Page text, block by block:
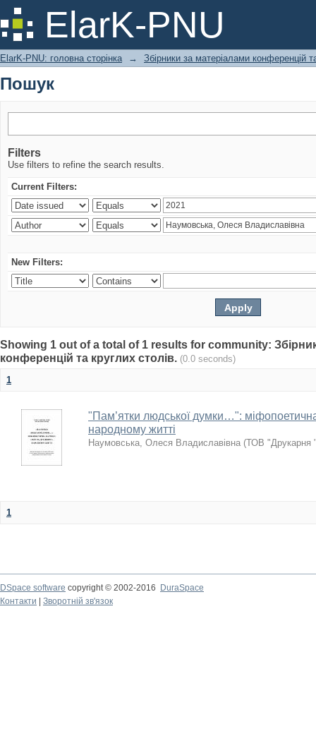
ElarK-PNU
Пошук
ElarK-PNU: головна сторінка → Збірники за матеріалами конференцій
Пошук
Filters
Use filters to refine the search results.
Current Filters:
New Filters:
Showing 1 out of a total of 1 results for community:
конференцій та круглих столів. (0.0 seconds)
1
"Пам’ятки людської думки…":
народному житті
Наумовська, Олеся Владиславівна (ТОВ "Друкарня
1
DSpace software copyright © 2002-2016
DuraSpace
Контакти
Зворотній зв'язок